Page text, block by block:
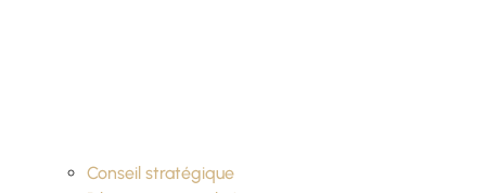
Conseil stratégique